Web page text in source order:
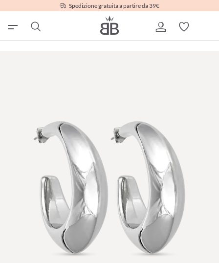
Spedizione gratuita a partire da 39€